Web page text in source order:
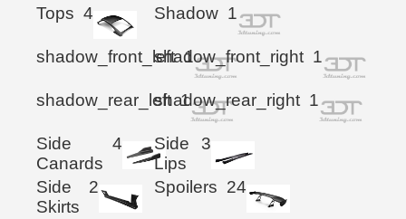
Tops 4 Shadow 1
shadow_front_left 1
shadow_front_right 1
shadow_rear_left 1
shadow_rear_right 1
Side
Canards
4
Side
Lips
3
Side
Skirts
2 Spoilers 24